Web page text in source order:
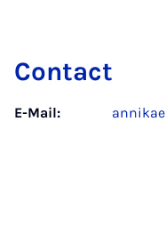
Contact
E-Mail: